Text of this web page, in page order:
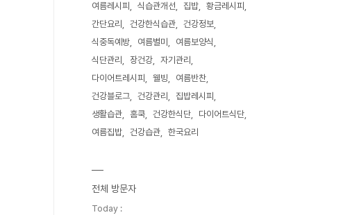
여름레시피
식습관개선 집밥
황금레시피
간단요리
건강한식습관
건강정보
식중독예방
여름별미
여름보양식
식단관리
장건강
자기관리
다이어트레시피
웰빙
여름반찬
건강블로그
건강관리
집밥레시피
생활습관
홈쿡 건강한식단
다이어트식단
여름집밥
건강습관 한국요리
전체 방문자
Today :